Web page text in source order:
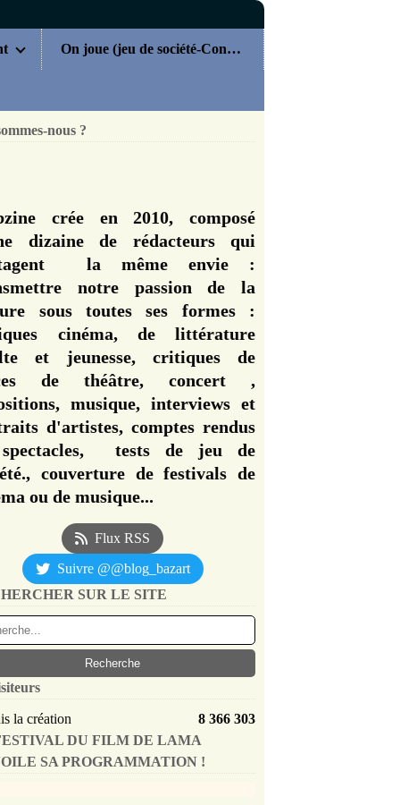
On joue (jeu de société-Concours)
nous ?
crée en 2010, composé
dizaine de rédacteurs qui
la même envie :
notre passion de la
sous toutes ses formes :
cinéma, de littérature
et jeunesse, critiques de
de théâtre, concert ,
musique, interviews et
d'artistes, comptes rendus
tests de jeu de
couverture de festivals de
ou de musique...
Flux RSS
Suivre @@blog_bazart
SUR LE SITE
la création
8 366 303
DU FILM DE LAMA
SA PROGRAMMATION !